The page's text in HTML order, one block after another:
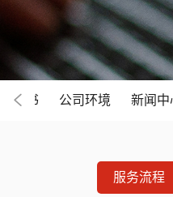
证书 公司环境 新闻中
服务流程